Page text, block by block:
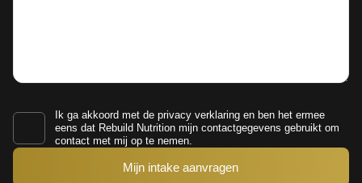
Ik ga akkoord met de privacy verklaring en ben het ermee
eens dat Rebuild Nutrition mijn contactgegevens gebruikt om
contact met mij op te nemen.